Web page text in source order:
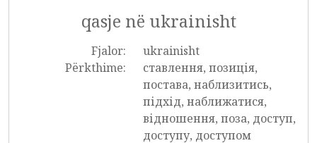
qasje në ukrainisht
Fjalor:
ukrainisht
Përkthime:
ставлення, позиція,
постава, наблизитись,
підхід, наближатися,
відношення, поза, доступ,
доступу, доступом